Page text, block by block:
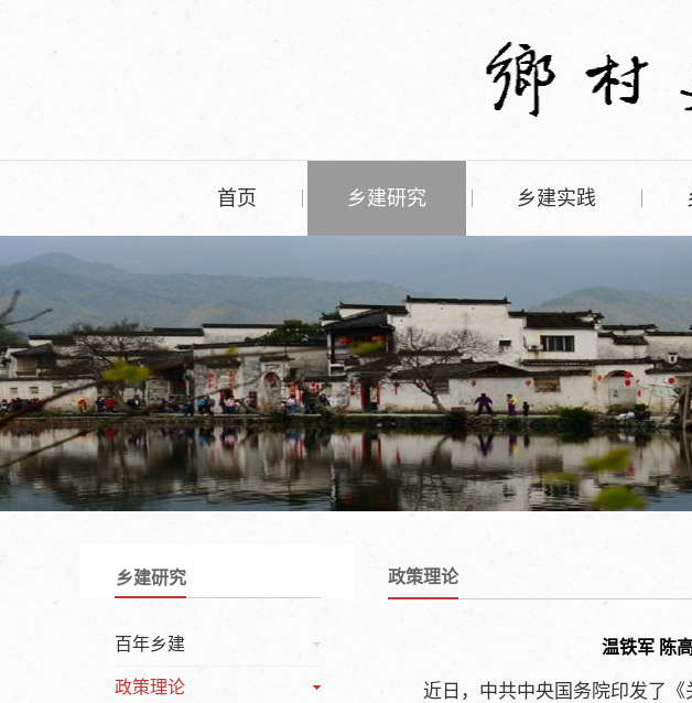
首页 乡建研究 乡建实践
乡建研究
百年乡建
政策理论
政策理论
温铁军 陈
近日，中共中央国务院印发了